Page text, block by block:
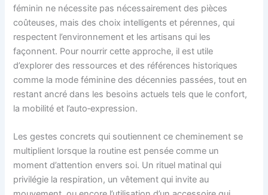
féminin ne nécessite pas nécessairement des pièces
coûteuses, mais des choix intelligents et pérennes, qui
respectent l’environnement et les artisans qui les
façonnent. Pour nourrir cette approche, il est utile
d’explorer des ressources et des références historiques
comme la mode féminine des décennies passées, tout en
restant ancré dans les besoins actuels tels que le confort,
la mobilité et l’auto‑expression.
Les gestes concrets qui soutiennent ce cheminement se
multiplient lorsque la routine est pensée comme un
moment d’attention envers soi. Un rituel matinal qui
privilégie la respiration, un vêtement qui invite au